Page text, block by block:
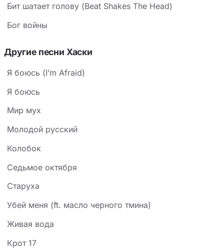
Бит шатает голову (Beat Shakes The Head)
Бог войны
Другие песни Хаски
Я боюсь (I’m Afraid)
Я боюсь
Мир мух
Молодой русский
Колобок
Седьмое октября
Старуха
Убей меня (ft. масло черного тмина)
Живая вода
Крот 17